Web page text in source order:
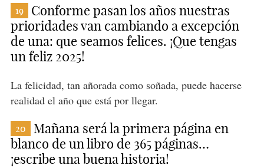
19
Conforme pasan los años nuestras
prioridades van cambiando a excepción
de una: que seamos felices. ¡Que tengas
un feliz 2025!
La felicidad, tan añorada como soñada, puede hacerse
realidad el año que está por llegar.
20
Mañana será la primera página en
blanco de un libro de 365 páginas…
¡escribe una buena historia!